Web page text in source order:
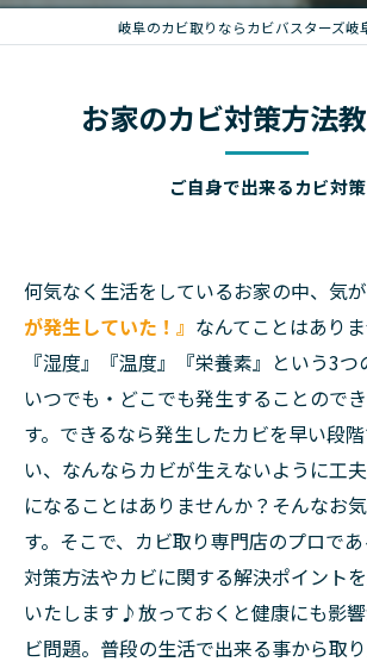
岐阜のカビ取りならカビバスターズ岐
ご自身で出来るカビ対策
お家のカビ対策方法
何気なく生活をしているお家の中、気
が発生していた！』 なんてことはあり
『湿度』『温度』『栄養素』という3
いつでも・どこでも発生することので
す。できるなら発生したカビを早い段
い、なんならカビが生えないように工
になることはありませんか？そんなお
す。そこで、カビ取り専門店のプロで
対策方法やカビに関する解決ポイント
いたします♪放っておくと健康にも影
ビ問題。普段の生活で出来る事から取